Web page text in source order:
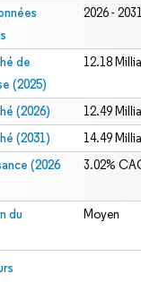
2026 - 2031
de
(2025)
12.18
(2026) 12.49
(2031) 14.49
(2026
3.02%
du
Moyen
La réutilisation